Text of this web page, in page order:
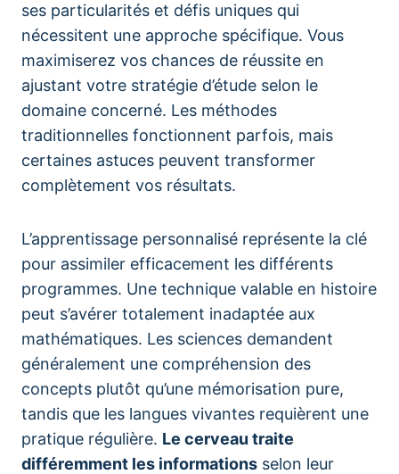
ses particularités et défis uniques qui
nécessitent une approche spécifique. Vous
maximiserez vos chances de réussite en
ajustant votre stratégie d’étude selon le
domaine concerné. Les méthodes
traditionnelles fonctionnent parfois, mais
certaines astuces peuvent transformer
complètement vos résultats.
L’apprentissage personnalisé représente la clé
pour assimiler efficacement les différents
programmes. Une technique valable en histoire
peut s’avérer totalement inadaptée aux
mathématiques. Les sciences demandent
généralement une compréhension des
concepts plutôt qu’une mémorisation pure,
tandis que les langues vivantes requièrent une
pratique régulière. Le cerveau traite
différemment les informations selon leur